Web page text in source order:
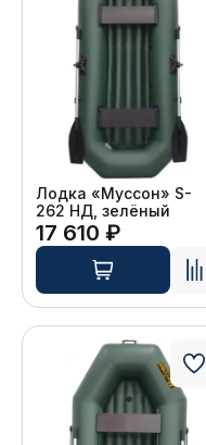
Лодка «Муссон» S-
262 НД, зелёный
17 610 ₽